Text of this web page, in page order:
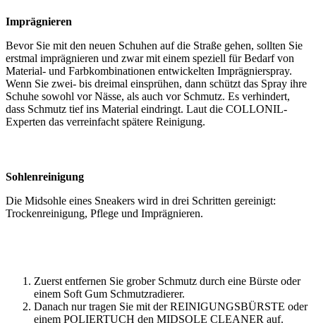
Imprägnieren
Bevor Sie mit den neuen Schuhen auf die Straße gehen, sollten Sie
erstmal imprägnieren und zwar mit einem speziell für Bedarf von
Material- und Farbkombinationen entwickelten Imprägnierspray.
Wenn Sie zwei- bis dreimal einsprühen, dann schützt das Spray ihre
Schuhe sowohl vor Nässe, als auch vor Schmutz. Es verhindert,
dass Schmutz tief ins Material eindringt. Laut die COLLONIL-
Experten das verreinfacht spätere Reinigung.
Sohlenreinigung
Die Midsohle eines Sneakers wird in drei Schritten gereinigt:
Trockenreinigung, Pflege und Imprägnieren.
Zuerst entfernen Sie grober Schmutz durch eine Bürste oder
einem Soft Gum Schmutzradierer.
Danach nur tragen Sie mit der REINIGUNGSBÜRSTE oder
einem POLIERTUCH den MIDSOLE CLEANER auf.